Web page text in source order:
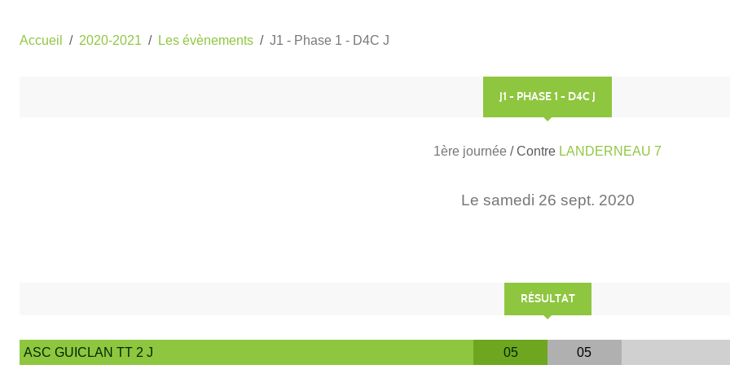
Accueil 2020-2021 Les évènements J1 - Phase 1 - D4C J
J1 - PHASE 1 - D4C J
1ère journée / Contre LANDERNEAU 7
Le samedi 26 sept. 2020
RÉSULTAT
ASC GUICLAN TT 2 J 05 05